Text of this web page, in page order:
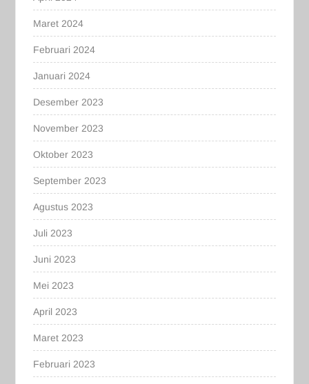
Maret 2024
Februari 2024
Januari 2024
Desember 2023
November 2023
Oktober 2023
September 2023
Agustus 2023
Juli 2023
Juni 2023
Mei 2023
April 2023
Maret 2023
Februari 2023